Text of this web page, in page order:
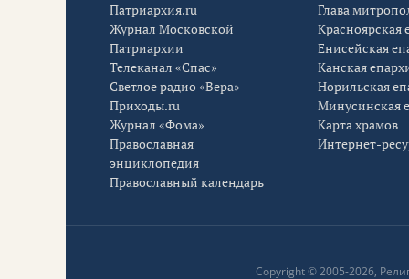
Патриархия.ru
Журнал Московской
Патриархии
Телеканал «Спас»
Светлое радио «Вера»
Приходы.ru
Журнал «Фома»
Православная
энциклопедия
Православный календарь
Глава
Красноярская
Енисейская
Канская
Норильская
Минусинская
Карта храмов
Интернет-
Copyright © 2005-2026,